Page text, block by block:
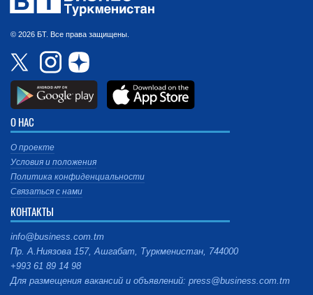
© 2026 БТ. Все права защищены.
О НАС
О проекте
Условия и положения
Политика конфиденциальности
Связаться с нами
КОНТАКТЫ
info@business.com.tm
Пр. А.Ниязова 157, Ашгабат, Туркменистан, 744000
+993 61 89 14 98
Для размещения вакансий и объявлений: press@business.com.tm